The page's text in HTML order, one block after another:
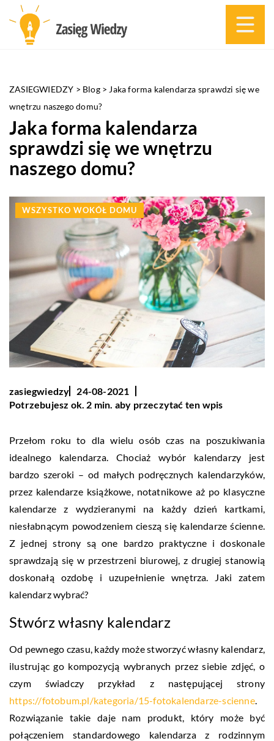
ZASIEGWIEDZY > Blog> Jaka forma kalendarza sprawdzi się we
wnętrzu naszego domu?
Jaka forma kalendarza
sprawdzi się we wnętrzu
naszego domu?
WSZYSTKO WOKÓŁ DOMU
zasiegwiedzy
24-08-2021
Potrzebujesz ok. 2 min. aby przeczytać ten wpis
Przełom roku to dla wielu osób czas na poszukiwania
idealnego kalendarza. Chociaż wybór kalendarzy jest
bardzo szeroki – od małych podręcznych kalendarzyków,
przez kalendarze książkowe, notatnikowe aż po klasyczne
kalendarze z wydzieranymi na każdy dzień kartkami,
niesłabnącym powodzeniem cieszą się kalendarze ścienne.
Z jednej strony są one bardzo praktyczne i doskonale
sprawdzają się w przestrzeni biurowej, z drugiej stanowią
doskonałą ozdobę i uzupełnienie wnętrza. Jaki zatem
kalendarz wybrać?
Stwórz własny kalendarz
Od pewnego czasu, każdy może stworzyć własny kalendarz,
ilustrując go kompozycją wybranych przez siebie zdjęć, o
czym świadczy przykład z następującej strony
https://fotobum.pl/kategoria/15-fotokalendarze-scienne.
Rozwiązanie takie daje nam produkt, który może być
połączeniem standardowego kalendarza z rodzinnym